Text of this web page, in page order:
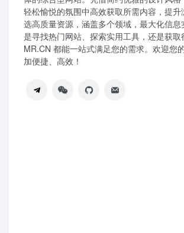
轻松愉悦的氛围中高效获取所需内容，提
选高质量资源，涵盖多个领域，最大化信
是寻找热门网站、探索实用工具，还是获
MR.CN 都能一站式满足您的需求。欢迎您
加便捷、高效！